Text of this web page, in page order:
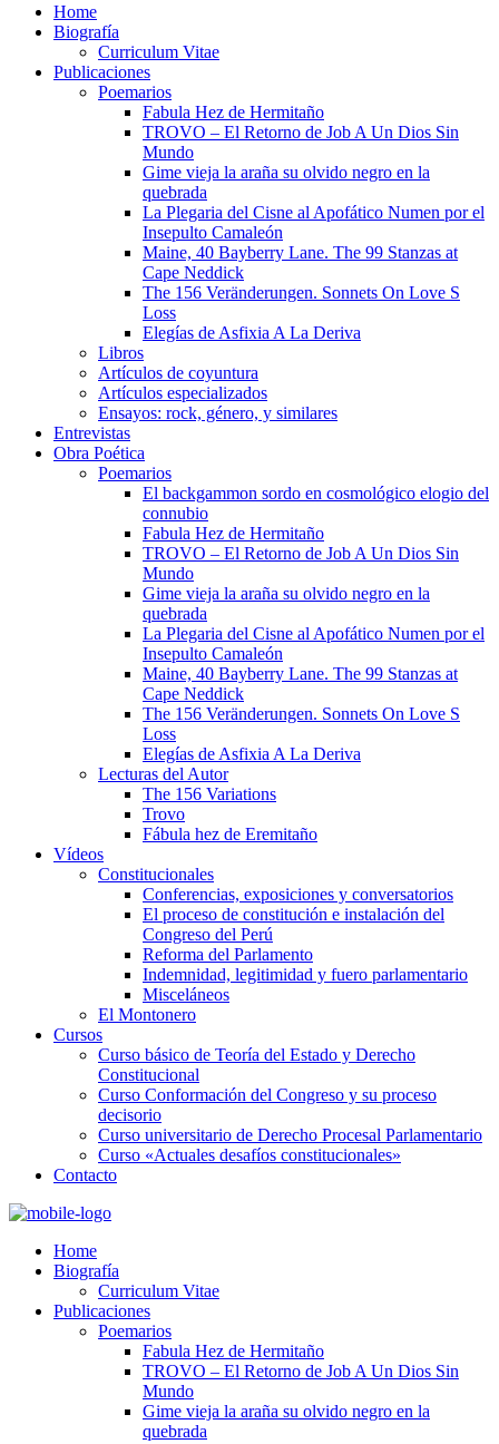
Home
Biografía
Curriculum Vitae​
Publicaciones
Poemarios
Fabula Hez de Hermitaño
TROVO – El Retorno de Job A Un Dios Sin
Mundo
Gime vieja la araña su olvido negro en la
quebrada
La Plegaria del Cisne al Apofático Numen por el
Insepulto Camaleón
Maine, 40 Bayberry Lane. The 99 Stanzas at
Cape Neddick
The 156 Veränderungen. Sonnets On Love S
Loss
Elegías de Asfixia A La Deriva
Libros
Artículos de coyuntura
Artículos especializados
Ensayos: rock, género, y similares
Entrevistas
Obra Poética
Poemarios
El backgammon sordo en cosmológico elogio del
connubio
Fabula Hez de Hermitaño
TROVO – El Retorno de Job A Un Dios Sin
Mundo
Gime vieja la araña su olvido negro en la
quebrada
La Plegaria del Cisne al Apofático Numen por el
Insepulto Camaleón
Maine, 40 Bayberry Lane. The 99 Stanzas at
Cape Neddick
The 156 Veränderungen. Sonnets On Love S
Loss
Elegías de Asfixia A La Deriva
Lecturas del Autor
The 156 Variations
Trovo
Fábula hez de Eremitaño
Vídeos
Constitucionales
Conferencias, exposiciones y conversatorios
El proceso de constitución e instalación del
Congreso del Perú
Reforma del Parlamento
Indemnidad, legitimidad y fuero parlamentario
Misceláneos
El Montonero
Cursos
Curso básico de Teoría del Estado y Derecho
Constitucional
Curso Conformación del Congreso y su proceso
decisorio
Curso universitario de Derecho Procesal Parlamentario
Curso «Actuales desafíos constitucionales»
Contacto
Home
Biografía
Curriculum Vitae​
Publicaciones
Poemarios
Fabula Hez de Hermitaño
TROVO – El Retorno de Job A Un Dios Sin
Mundo
Gime vieja la araña su olvido negro en la
quebrada